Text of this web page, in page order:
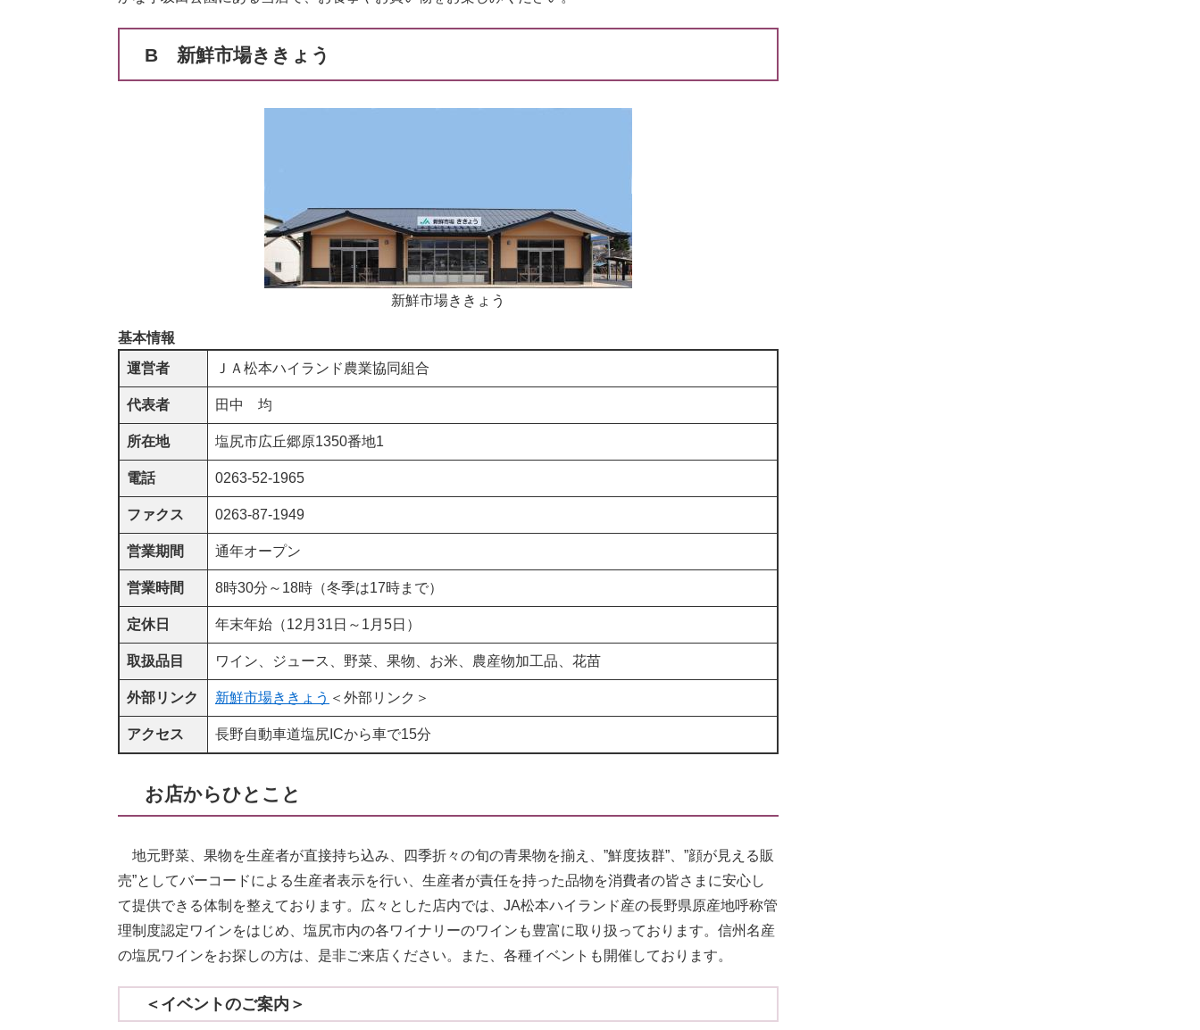
B 新鮮市場ききょう
新鮮市場ききょう
基本情報
運営者
ＪＡ松本ハイランド農業協同組合
代表者 田中 均
所在地 塩尻市広丘郷原1350番地1
電話 0263-52-1965
ファクス 0263-87-1949
営業期間 通年オープン
営業時間 8時30分～18時（冬季は17時まで）
定休日 年末年始（12月31日～1月5日）
取扱品目 ワイン、ジュース、野菜、果物、お米、農産物加工品、花苗
外部リンク 新鮮市場ききょう ＜外部リンク＞
アクセス 長野自動車道塩尻ICから車で15分
お店からひとこと
地元野菜、果物を生産者が直接持ち込み、四季折々の旬の青果物を揃え、”鮮度抜群”、”顔が見える販
売”としてバーコードによる生産者表示を行い、生産者が責任を持った品物を消費者の皆さまに安心し
て提供できる体制を整えております。広々とした店内では、JA松本ハイランド産の長野県原産地呼称管
理制度認定ワインをはじめ、塩尻市内の各ワイナリーのワインも豊富に取り扱っております。信州名産
の塩尻ワインをお探しの方は、是非ご来店ください。また、各種イベントも開催しております。
＜イベントのご案内＞